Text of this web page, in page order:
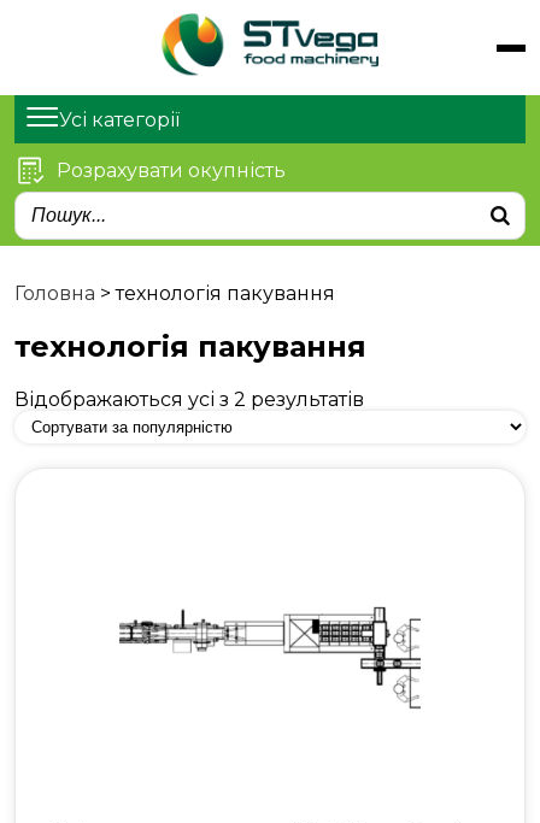
Обладнання
Продукти
Статті
Про нас
Контакти
м. Київ, просп. Степана
Усі категорії
Розрахувати окупність
Головна >технологія пакування
технологія пакування
Відображаються усі з 2 результатів